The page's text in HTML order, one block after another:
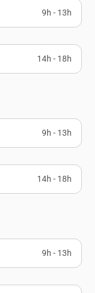
9h - 13h
14h - 18h
9h - 13h
14h - 18h
9h - 13h